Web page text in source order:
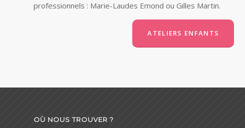
professionnels : Marie-Laudes Emond ou Gilles Martin.
ATELIERS ENFANTS
OÙ NOUS TROUVER ?